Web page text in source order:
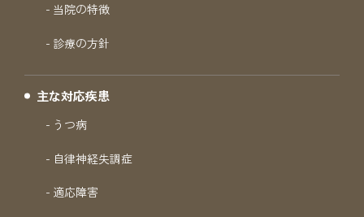
当院の特徴
診療の方針
主な対応疾患
うつ病
自律神経失調症
適応障害